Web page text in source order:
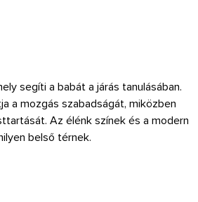
segíti a babát a járás tanulásában.
a mozgás szabadságát, miközben
Az élénk színek és a modern
belső térnek.